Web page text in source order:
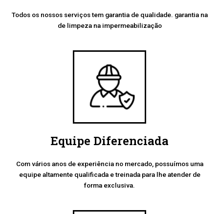
Todos os nossos serviços tem garantia de qualidade. garantia na
de limpeza na impermeabilização
Equipe Diferenciada
Com vários anos de experiência no mercado, possuímos uma
equipe altamente qualificada e treinada para lhe atender de
forma exclusiva.